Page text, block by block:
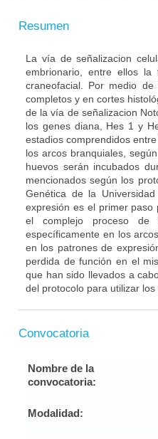
Resumen
La vía de señalizacion
embrionario, entre ellos la
craneofacial. Por medio
completos y en cortes
de la vía de señalizacion
los genes diana, Hes 1 y
estadios comprendidos
los arcos branquiales,
huevos serán incubados
mencionados según los
Genética de la
expresión es el primer
el complejo proceso de
específicamente en los
en los patrones de
perdida de función en el
que han sido llevados a
del protocolo para utilizar
Convocatoria
Nombre de la
convocatoria:
Modalidad: